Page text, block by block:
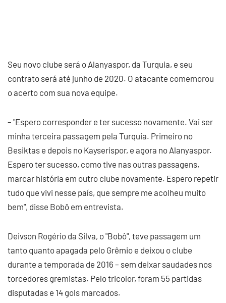
Seu novo clube será o Alanyaspor, da Turquia, e seu
contrato será até junho de 2020. O atacante comemorou
o acerto com sua nova equipe.
– "Espero corresponder e ter sucesso novamente. Vai ser
minha terceira passagem pela Turquia. Primeiro no
Besiktas e depois no Kayserispor, e agora no Alanyaspor.
Espero ter sucesso, como tive nas outras passagens,
marcar história em outro clube novamente. Espero repetir
tudo que vivi nesse país, que sempre me acolheu muito
bem", disse Bobô em entrevista.
Deivson Rogério da Silva, o "Bobô", teve passagem um
tanto quanto apagada pelo Grêmio e deixou o clube
durante a temporada de 2016 – sem deixar saudades nos
torcedores gremistas. Pelo tricolor, foram 55 partidas
disputadas e 14 gols marcados.